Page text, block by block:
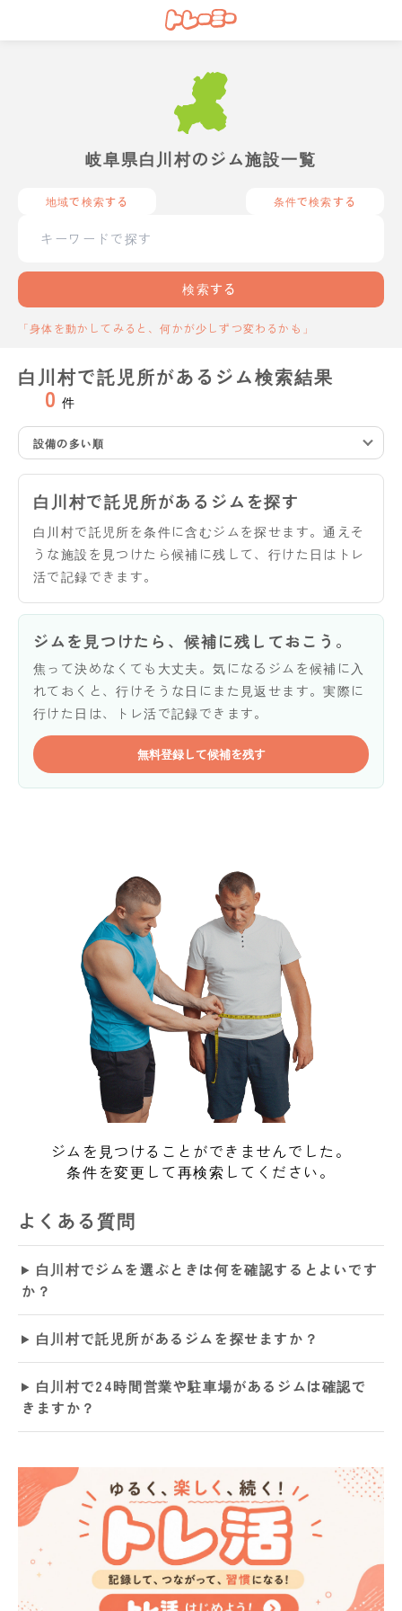
岐阜県白川村のジム施設一覧
地域で検索する 条件で検索する
検索する
「身体を動かしてみると、何かが少しずつ変わるかも」
白川村で託児所があるジム検索結果
0 件
設備の多い順
白川村で託児所があるジムを探す
白川村で託児所を条件に含むジムを探せます。通えそ
うな施設を見つけたら候補に残して、行けた日はトレ
活で記録できます。
ジムを見つけたら、候補に残しておこう。
焦って決めなくても大丈夫。気になるジムを候補に入
れておくと、行けそうな日にまた見返せます。実際に
行けた日は、トレ活で記録できます。
無料登録して候補を残す
ジムを見つけることができませんでした。
条件を変更して再検索してください。
よくある質問
白川村でジムを選ぶときは何を確認するとよいです
か？
白川村で託児所があるジムを探せますか？
白川村で24時間営業や駐車場があるジムは確認で
きますか？